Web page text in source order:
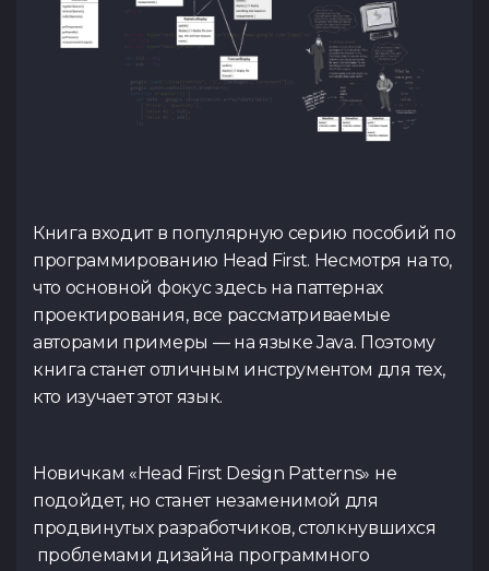
Книга входит в популярную серию пособий по
программированию Head First. Несмотря на то,
что основной фокус здесь на паттернах
проектирования, все рассматриваемые
авторами примеры — на языке Java. Поэтому
книга станет отличным инструментом для тех,
кто изучает этот язык.
Новичкам «Head First Design Patterns» не
подойдет, но станет незаменимой для
продвинутых разработчиков, столкнувшихся
проблемами дизайна программного
Контакты
Tg Channel